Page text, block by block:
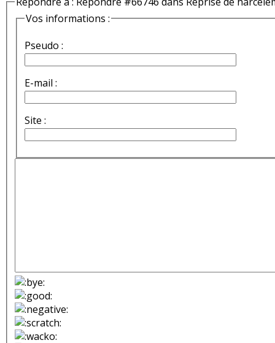
Vos informations :
Pseudo :
E-mail :
Site :